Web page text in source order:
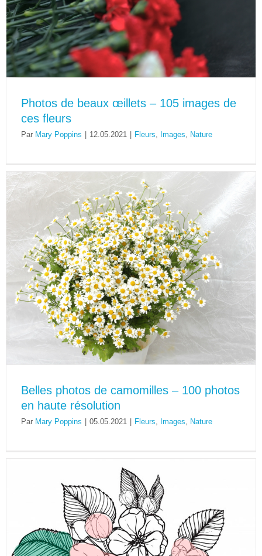
Photos de beaux œillets – 105 images de
ces fleurs
Par Mary Poppins 12.05.2021 Fleurs, Images, Nature
Belles photos de camomilles – 100 photos
en haute résolution
Par Mary Poppins 05.05.2021 Fleurs, Images, Nature